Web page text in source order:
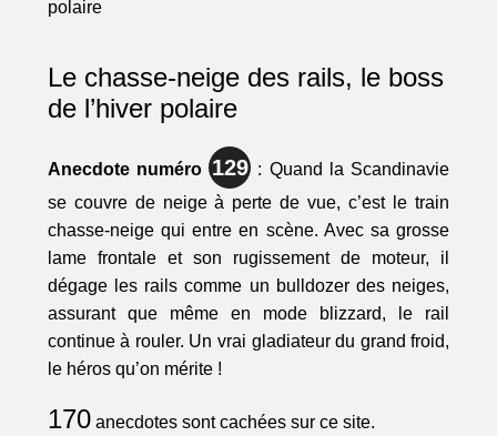
Le chasse-neige des rails, le boss
de l’hiver polaire
Anecdote numéro 129 : Quand la Scandinavie
se couvre de neige à perte de vue, c’est le train
chasse-neige qui entre en scène. Avec sa grosse
lame frontale et son rugissement de moteur, il
dégage les rails comme un bulldozer des neiges,
assurant que même en mode blizzard, le rail
continue à rouler. Un vrai gladiateur du grand froid,
le héros qu’on mérite !
170anecdotes sont cachées sur ce site.